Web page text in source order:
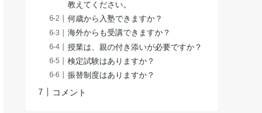
教えてください。
何歳から入塾できますか？
海外からも受講できますか？
授業は、親の付き添いが必要ですか？
検定試験はありますか？
振替制度はありますか？
コメント